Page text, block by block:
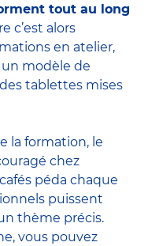
tout au long
c’est alors
en atelier,
modèle de
tablettes mises
la formation, le
chez
péda chaque
puissent
thème précis.
vous pouvez